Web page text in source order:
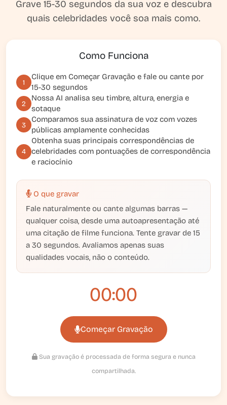
Grave 15-30 segundos da sua voz e descubra
quais celebridades você soa mais como.
Como Funciona
1
Clique em Começar Gravação e fale ou cante por
15-30 segundos
2
Nossa AI analisa seu timbre, altura, energia e
sotaque
3
Comparamos sua assinatura de voz com vozes
públicas amplamente conhecidas
4
Obtenha suas principais correspondências de
celebridades com pontuações de correspondência
e raciocínio
O que gravar
Fale naturalmente ou cante algumas barras —
qualquer coisa, desde uma autoapresentação até
uma citação de filme funciona. Tente gravar de 15
a 30 segundos. Avaliamos apenas suas
qualidades vocais, não o conteúdo.
00:00
Começar Gravação
Sua gravação é processada de forma segura e nunca
compartilhada.